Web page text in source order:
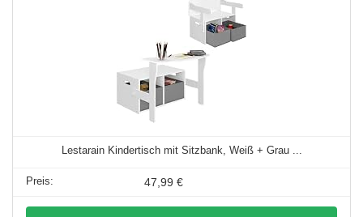
Lestarain Kindertisch mit Sitzbank, Weiß + Grau ...
47,99 €